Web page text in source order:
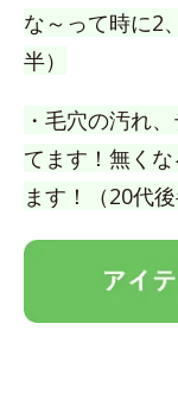
な～って時に2
半）
・毛穴の汚れ
てます！無く
ます！（20代後